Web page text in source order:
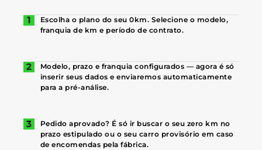
Escolha o plano do seu 0km. Selecione o modelo,
franquia de km e período de contrato.
Modelo, prazo e franquia configurados — agora é só
inserir seus dados e enviaremos automaticamente
para a pré-análise.
Pedido aprovado? É só ir buscar o seu zero km no
prazo estipulado ou o seu carro provisório em caso
de encomendas pela fábrica.